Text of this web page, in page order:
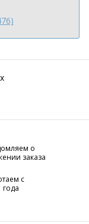
о
заказа
с
года